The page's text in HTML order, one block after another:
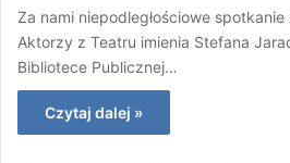
Za nami niepodległościowe spotkanie
Aktorzy z Teatru imienia Stefana
Bibliotece Publicznej…
Czytaj dalej »